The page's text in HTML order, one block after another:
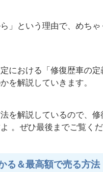
」という理由で、めちゃ
における「修復歴車の定
を解説していきます。
を解説しているので、修
。ぜひ最後までご覧くだ
る＆最高額で売る方法